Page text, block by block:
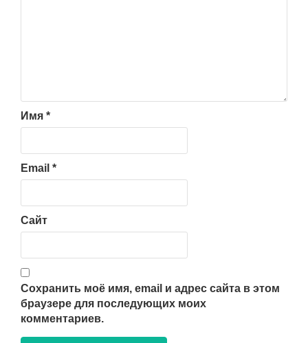
Имя *
Email *
Сайт
Сохранить моё имя, email и адрес сайта в этом
браузере для последующих моих
комментариев.